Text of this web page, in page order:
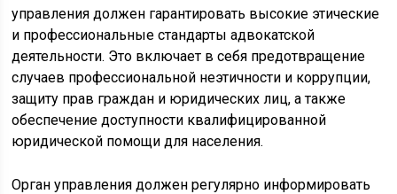
управления должен гарантировать высокие этические
и профессиональные стандарты адвокатской
деятельности. Это включает в себя предотвращение
случаев профессиональной неэтичности и коррупции,
защиту прав граждан и юридических лиц, а также
обеспечение доступности квалифицированной
юридической помощи для населения.
Орган управления должен регулярно информировать